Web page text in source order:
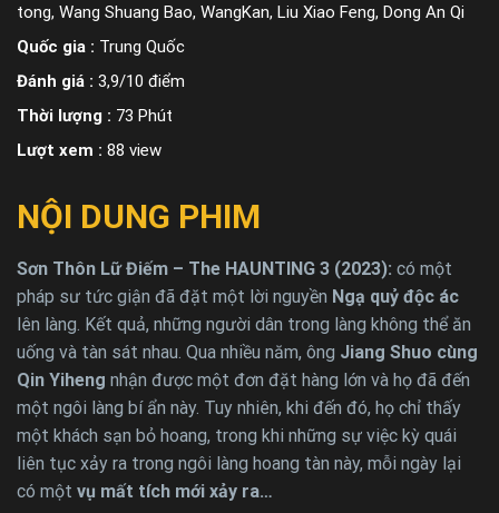
tong, Wang Shuang Bao, WangKan, Liu Xiao Feng, Dong An Qi
Quốc gia : Trung Quốc
Đánh giá : 3,9/10 điểm
Thời lượng : 73 Phút
Lượt xem : 88 view
NỘI DUNG PHIM
Sơn Thôn Lữ Điếm – The HAUNTING 3 (2023): có một
pháp sư tức giận đã đặt một lời nguyền Ngạ quỷ độc ác
lên làng. Kết quả, những người dân trong làng không thể ăn
uống và tàn sát nhau. Qua nhiều năm, ông Jiang Shuo cùng
Qin Yiheng nhận được một đơn đặt hàng lớn và họ đã đến
một ngôi làng bí ẩn này. Tuy nhiên, khi đến đó, họ chỉ thấy
một khách sạn bỏ hoang, trong khi những sự việc kỳ quái
liên tục xảy ra trong ngôi làng hoang tàn này, mỗi ngày lại
có một vụ mất tích mới xảy ra…